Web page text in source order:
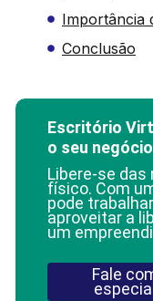
Importância
Conclusão
Escritório
o seu negócio
Libere-se
físico. Com
pode
aproveitar a
um
Fale